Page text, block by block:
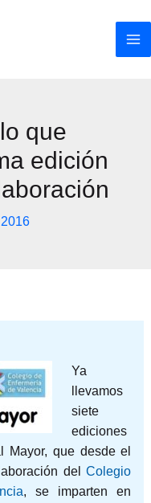
que
edición
Ya
llevamos
siete
ediciones
Mayor, que desde el
delColegio
, se imparten en